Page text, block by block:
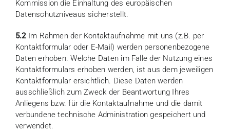
Kommission die Einhaltung des europäischen
Datenschutzniveaus sicherstellt.
5.2Im Rahmen der Kontaktaufnahme mit uns (z.B. per
Kontaktformular oder E-Mail) werden personenbezogene
Daten erhoben. Welche Daten im Falle der Nutzung eines
Kontaktformulars erhoben werden, ist aus dem jeweiligen
Kontaktformular ersichtlich. Diese Daten werden
ausschließlich zum Zweck der Beantwortung Ihres
Anliegens bzw. für die Kontaktaufnahme und die damit
verbundene technische Administration gespeichert und
verwendet.